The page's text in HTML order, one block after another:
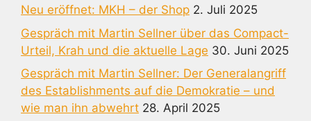
Neu eröffnet: MKH – der Shop 2. Juli 2025
Gespräch mit Martin Sellner über das Compact-
Urteil, Krah und die aktuelle Lage 30. Juni 2025
Gespräch mit Martin Sellner: Der Generalangriff
des Establishments auf die Demokratie – und
wie man ihn abwehrt 28. April 2025